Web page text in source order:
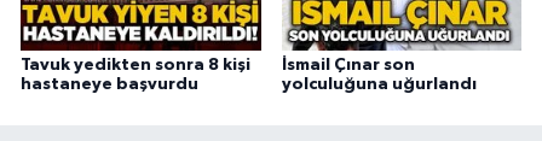
Tavuk yedikten sonra 8 kişi
hastaneye başvurdu
İsmail Çınar son
yolculuğuna uğurlandı